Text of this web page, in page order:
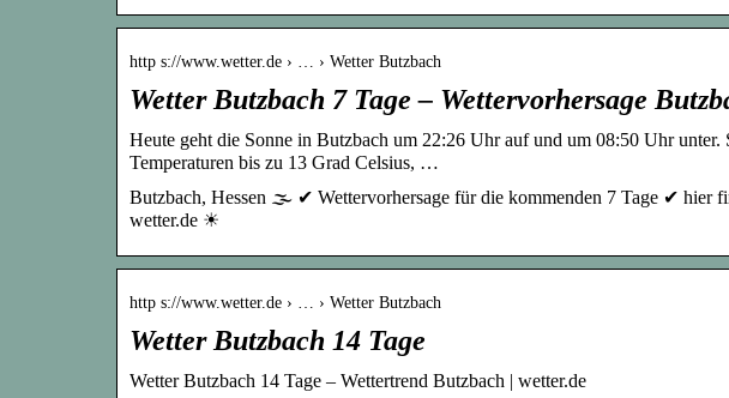
http s://www.wetter.de › … › Wetter Butzbach
Wetter Butzbach 7 Tage – Wettervorhersage
Heute geht die Sonne in Butzbach um 22:26 Uhr auf und um 08:50 Uhr unter.
Temperaturen bis zu 13 Grad Celsius, …
Butzbach, Hessen 🌫️ ✔ Wettervorhersage für die kommenden 7 Tage ✔ hier
wetter.de ☀
http s://www.wetter.de › … › Wetter Butzbach
Wetter Butzbach 14 Tage
Wetter Butzbach 14 Tage – Wettertrend Butzbach | wetter.de